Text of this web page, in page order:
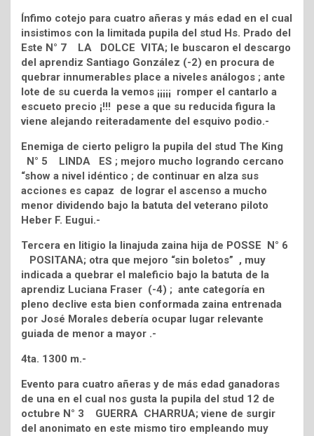
Ínfimo cotejo para cuatro añeras y más edad en el cual
insistimos con la limitada pupila del stud Hs. Prado del
Este N° 7 LA DOLCE VITA; le buscaron el descargo
del aprendiz Santiago González (-2) en procura de
quebrar innumerables place a niveles análogos ; ante
lote de su cuerda la vemos ¡¡¡¡¡ romper el cantarlo a
escueto precio ¡!!! pese a que su reducida figura la
viene alejando reiteradamente del esquivo podio.-
Enemiga de cierto peligro la pupila del stud The King
N° 5 LINDA ES ; mejoro mucho logrando cercano
“show a nivel idéntico ; de continuar en alza sus
acciones es capaz de lograr el ascenso a mucho
menor dividendo bajo la batuta del veterano piloto
Heber F. Eugui.-
Tercera en litigio la linajuda zaina hija de POSSE N° 6
POSITANA; otra que mejoro “sin boletos” , muy
indicada a quebrar el maleficio bajo la batuta de la
aprendiz Luciana Fraser (-4) ; ante categoría en
pleno declive esta bien conformada zaina entrenada
por José Morales debería ocupar lugar relevante
guiada de menor a mayor .-
4ta. 1300 m.-
Evento para cuatro añeras y de más edad ganadoras
de una en el cual nos gusta la pupila del stud 12 de
octubre N° 3 GUERRA CHARRUA; viene de surgir
del anonimato en este mismo tiro empleando muy